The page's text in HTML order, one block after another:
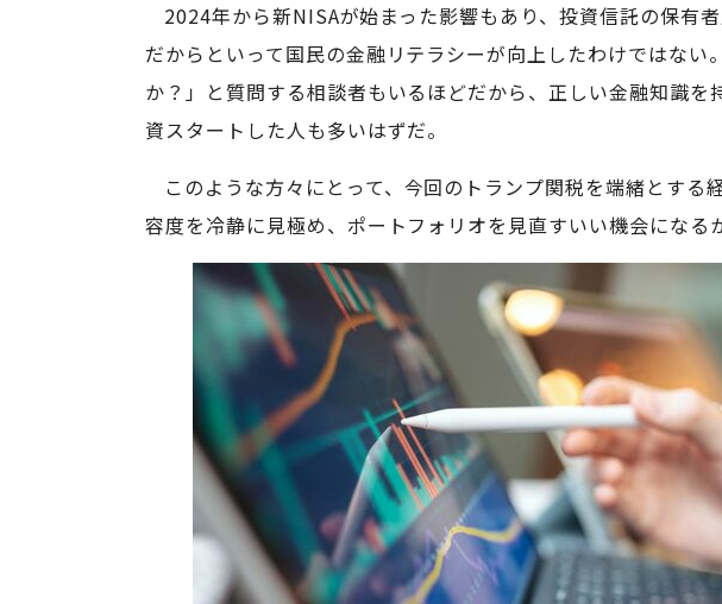
2024年から新NISAが始まった影響もあり、投資信託の保有
だからといって国民の金融リテラシーが向上したわけではない
か？」と質問する相談者もいるほどだから、正しい金融知識を
資スタートした人も多いはずだ。
このような方々にとって、今回のトランプ関税を端緒とする
容度を冷静に見極め、ポートフォリオを見直すいい機会になる